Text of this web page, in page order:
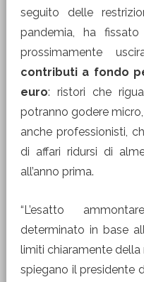
seguito delle
pandemia, ha
prossimamente
contributi a fondo
euro: ristori che
potranno godere
anche professionisti,
di affari ridursi di
all’anno prima.
“L’esatto
determinato in base
limiti chiaramente
spiegano il presidente